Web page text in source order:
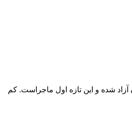
در آستانه ی ازدواج با همسرش به خاطر مواد مخدر به زندان می افتد. او پس از گذشت 3 سال از زندان آزاد شده و این تازه اول ماجراست. کم